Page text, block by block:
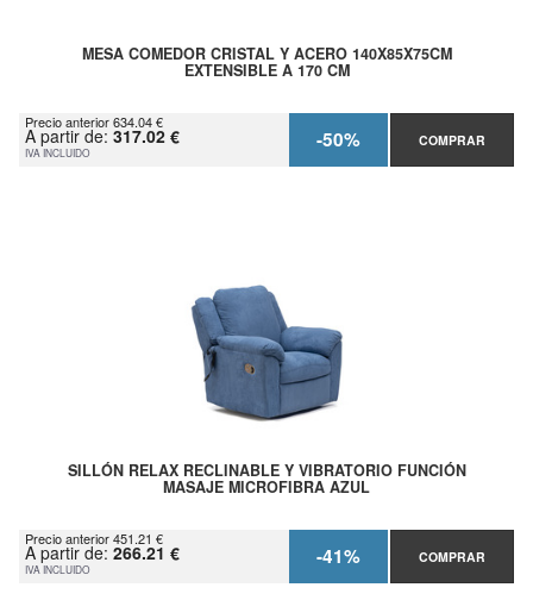
MESA COMEDOR CRISTAL Y ACERO 140X85X75CM
EXTENSIBLE A 170 CM
Precio anterior 634.04 €
A partir de: 317.02 €
IVA INCLUIDO -50% COMPRAR
SILLÓN RELAX RECLINABLE Y VIBRATORIO FUNCIÓN
MASAJE MICROFIBRA AZUL
Precio anterior 451.21 €
A partir de: 266.21 €
IVA INCLUIDO -41% COMPRAR